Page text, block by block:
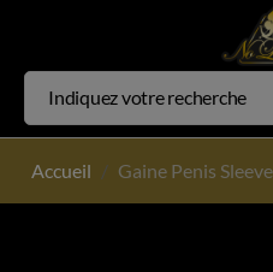
Accueil Gaine Penis